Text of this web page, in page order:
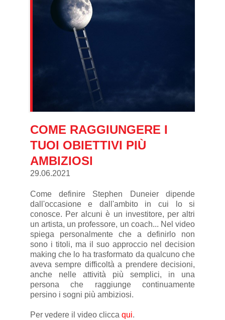
COME RAGGIUNGERE I
TUOI OBIETTIVI PIÙ
AMBIZIOSI
29.06.2021
Come definire Stephen Duneier dipende
dall'occasione e dall'ambito in cui lo si
conosce. Per alcuni è un investitore, per altri
un artista, un professore, un coach... Nel video
spiega personalmente che a definirlo non
sono i titoli, ma il suo approccio nel decision
making che lo ha trasformato da qualcuno che
aveva sempre difficoltà a prendere decisioni,
anche nelle attività più semplici, in una
persona che raggiunge continuamente
persino i sogni più ambiziosi.
Per vedere il video clicca qui.